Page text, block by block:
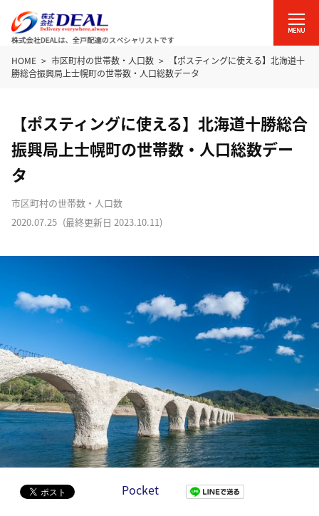
HOME 市区町村の世帯数・人口数
【ポスティングに使える】北海道十
勝総合振興局上士幌町の世帯数・人口総数データ
【ポスティングに使える】北海道十勝総合
振興局上士幌町の世帯数・人口総数デー
タ
市区町村の世帯数・人口数
2020.07.25 (最終更新日 2023.10.11)
Pocket